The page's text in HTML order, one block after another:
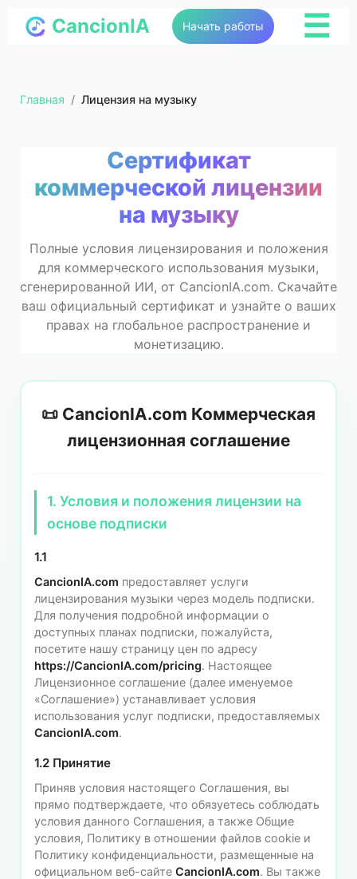
CancionIA Начать работы ☰
Главная / Лицензия на музыку
Сертификат
коммерческой лицензии
на музыку
Полные условия лицензирования и положения
для коммерческого использования музыки,
сгенерированной ИИ, от CancionIA.com. Скачайте
ваш официальный сертификат и узнайте о ваших
правах на глобальное распространение и
монетизацию.
📜 CancionIA.com Коммерческая
лицензионная соглашение
1. Условия и положения лицензии на
основе подписки
1.1
CancionIA.com предоставляет услуги
лицензирования музыки через модель подписки.
Для получения подробной информации о
доступных планах подписки, пожалуйста,
посетите нашу страницу цен по адресу
https://CancionIA.com/pricing. Настоящее
Лицензионное соглашение (далее именуемое
«Соглашение») устанавливает условия
использования услуг подписки, предоставляемых
CancionIA.com.
1.2 Принятие
Приняв условия настоящего Соглашения, вы
прямо подтверждаете, что обязуетесь соблюдать
условия данного Соглашения, а также Общие
условия, Политику в отношении файлов cookie и
Политику конфиденциальности, размещенные на
официальном веб-сайте CancionIA.com. Вы также